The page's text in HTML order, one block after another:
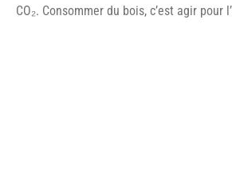
CO₂. Consommer du bois, c’est agir pour